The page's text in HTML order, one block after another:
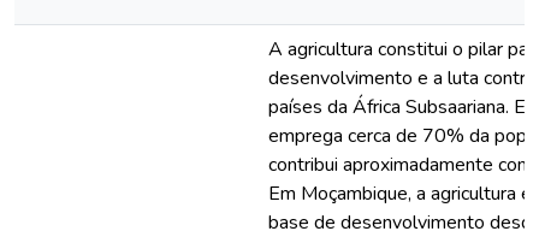
A agricultura constitui o pilar
desenvolvimento e a luta
países da África Subsaariana.
emprega cerca de 70% da
contribui aproximadamente
Em Moçambique, a agricultura é
base de desenvolvimento